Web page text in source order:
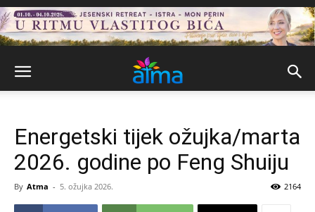
Energetski tijek ožujka/marta
2026. godine po Feng Shuiju
By Atma - 5. ožujka 2026. 2164